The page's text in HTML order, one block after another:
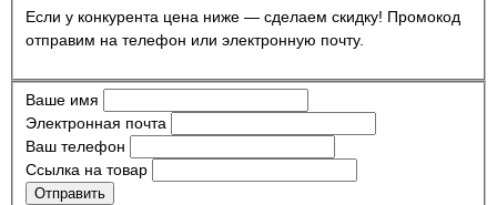
Если у конкурента цена ниже — сделаем скидку! Промокод
отправим на телефон или электронную почту.
Ваше имя
Электронная почта
Ваш телефон
Ссылка на товар
Отправить